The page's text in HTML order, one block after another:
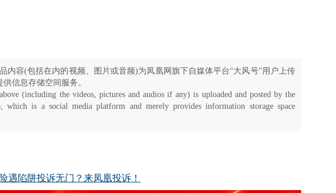
内容(包括在内的视频、图片或音频)为凤凰网旗下自媒体平台“大风号”用户上传
信息存储空间服务。
(including the videos, pictures and audios if any) is uploaded and posted by the
which is a social media platform and merely provides information storage space
遇陷阱投诉无门？来凤凰投诉！